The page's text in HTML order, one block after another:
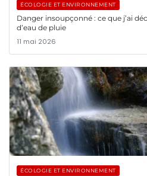
ÉCOLOGIE ET ENVIRONNEMENT
Danger insoupçonné : ce que j’ai
d’eau de pluie
11 mai 2026
ÉCOLOGIE ET ENVIRONNEMENT